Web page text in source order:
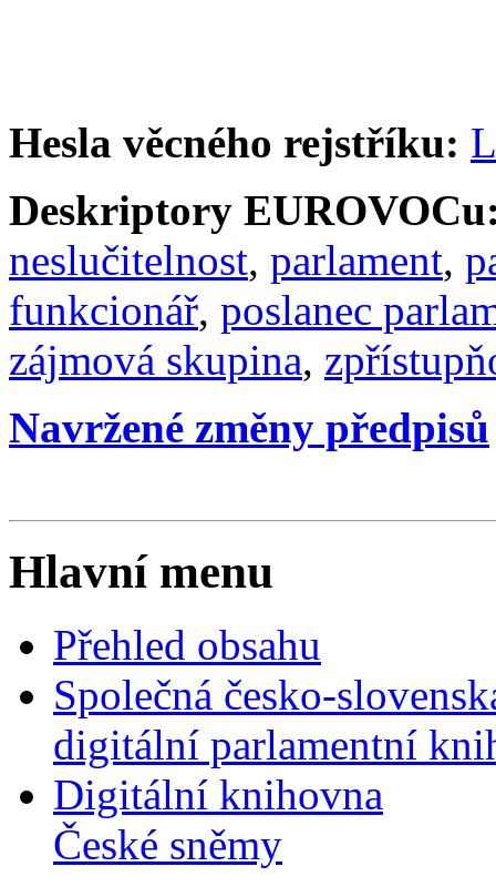
Hesla věcného rejstříku:
Deskriptory
neslučitelnost, parlament,
funkcionář, poslanec
zájmová skupina,
Navržené změny předpisů
Hlavní menu
Přehled obsahu
Společná česko-
digitální parlamentní
Digitální knihovna
České sněmy